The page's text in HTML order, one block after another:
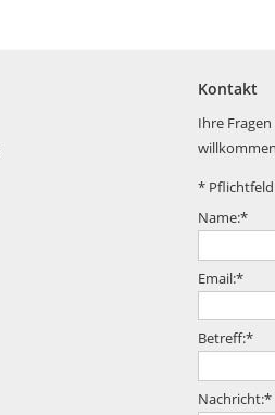
Kontakt
Ihre
* Pflichtfeld
Name:*
Email:*
Betreff:*
Nachricht:*